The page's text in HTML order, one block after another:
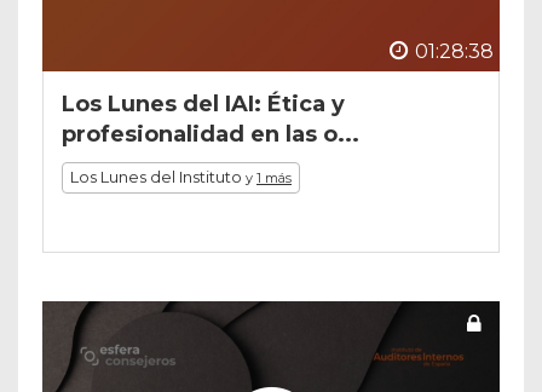
01:28:38
Los Lunes del IAI: Ética y
profesionalidad en las o...
Los Lunes del Instituto y 1 más